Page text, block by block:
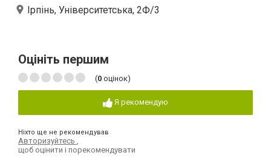
Ірпінь, Університетська, 2Ф/3
Оцініть першим
(0 оцінок)
Я рекомендую
Ніхто ще не рекомендував
Авторизуйтесь
щоб оцінити і порекомендувати